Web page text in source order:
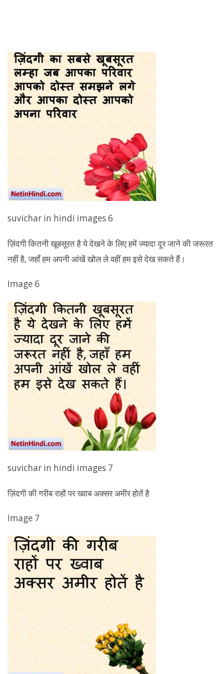
suvichar in hindi images 6
ज़िंदगी कितनी खूबसूरत है ये देखने के लिए हमें ज्यादा दूर जाने की जरूरत
नहीं है, जहाँ हम अपनी आंखें खोल ले वहीं हम इसे देख सकते हैं।
Image 6
suvichar in hindi images 7
ज़िंदगी की गरीब राहों पर ख्वाब अक्सर अमीर होतें है
Image 7